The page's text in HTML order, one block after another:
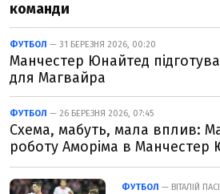
команди
ФУТБОЛ — 31 БЕРЕЗНЯ 2026, 00:20
Манчестер Юнайтед
для Магвайра
ФУТБОЛ — 26 БЕРЕЗНЯ 2026, 07:45
Схема, мабуть, мала вплив:
роботу Аморіма в Манчестер
ФУТБОЛ — ВІТАЛІЙ